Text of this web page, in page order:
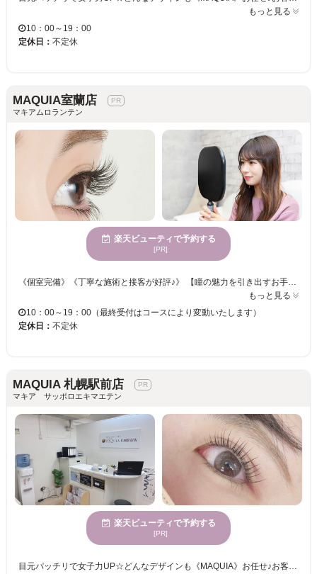
もっと見る
10：00～19：00
定休日： 不定休
MAQUIA室蘭店
マキアムロランテン
楽天ビューティで予約する
[PR]
《個室完備》《丁寧な施術と接客が好評♪》 【瞳の魅力を引き出すお手伝い☆アイリストのセンスが詰まった理想的なアイデザインに仕上げます♪】 お好みの本数をお選びください☆彡華やかなフサフサまつげでパッチリ目元が叶います♪♪ オフィスでも馴染むナチュラルな仕上がりで、オトナ女子を演出◎ 忙しい日々を忘れてゆったり” MAQUIA”でまったりまつエク体験をしませんか？
もっと見る
10：00～19：00（最終受付はコースにより変動いたします）
定休日： 不定休
MAQUIA 札幌駅前店
マキア サッポロエキマエテン
楽天ビューティで予約する
[PR]
目元パッチリで女子力UP☆どんなデザインも《MAQUIA》お任せ♪お客様のお仕事や普段の生活に合わせて、ナチュラルからボリュームUPまでプロがご提案致します！！エクステの種類が豊富＆高技術者の施術で満足度は◎“モチの良さ＆リーズナブルな価格”も自慢なので、『パッチリeye』がずっと続く★《MAQUIA》で輝く目元を手に入れてみませんか？